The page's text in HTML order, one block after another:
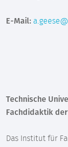
E-Mail:
Technische
Fachdidaktik
Das Institut für